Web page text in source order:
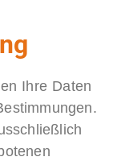
Ihre Daten